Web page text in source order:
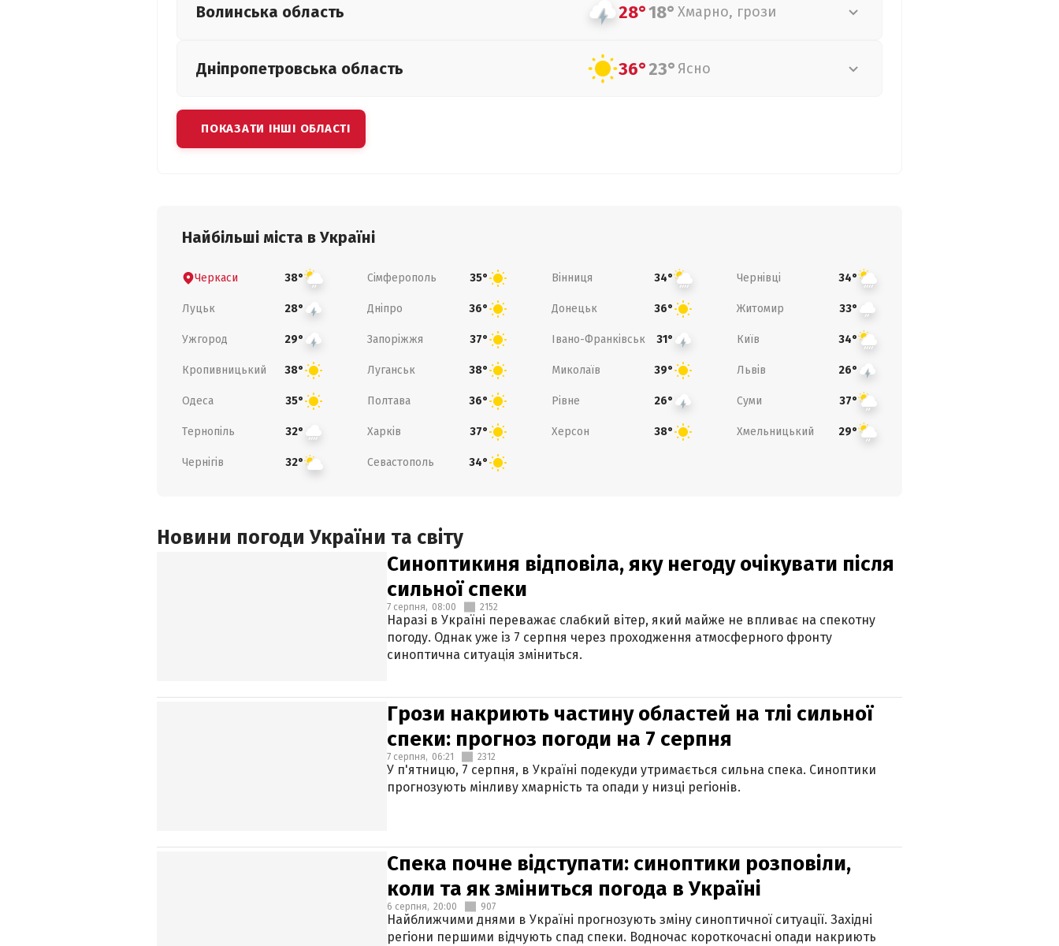
Волинська область 28°18° Хмарно, грози
Дніпропетровська область 36°23° Ясно
ПОКАЗАТИ ІНШІ ОБЛАСТІ
Найбільші міста в Україні
Черкаси 38° Сімферополь 35° Вінниця 34° Чернівці 34°
Луцьк 28° Дніпро 36° Донецьк 36° Житомир 33°
Ужгород 29° Запоріжжя 37° Івано-Франківськ 31° Київ 34°
Кропивницький 38° Луганськ 38° Миколаїв 39° Львів 26°
Одеса 35° Полтава 36° Рівне 26° Суми 37°
Тернопіль 32° Харків 37° Херсон 38° Хмельницький 29°
Чернігів 32° Севастополь 34°
Новини погоди України та світу
Синоптикиня відповіла, яку негоду очікувати після
сильної спеки
7 серпня, 08:00 2152
Наразі в Україні переважає слабкий вітер, який майже не впливає на спекотну
погоду. Однак уже із 7 серпня через проходження атмосферного фронту
синоптична ситуація зміниться.
Грози накриють частину областей на тлі сильної
спеки: прогноз погоди на 7 серпня
7 серпня, 06:21 2312
У п'ятницю, 7 серпня, в Україні подекуди утримається сильна спека. Синоптики
прогнозують мінливу хмарність та опади у низці регіонів.
Спека почне відступати: синоптики розповіли,
коли та як зміниться погода в Україні
6 серпня, 20:00 907
Найближчими днями в Україні прогнозують зміну синоптичної ситуації. Західні
регіони першими відчують спад спеки. Водночас короткочасні опади накриють